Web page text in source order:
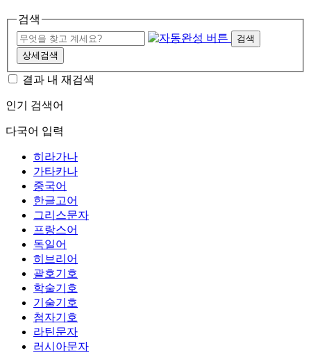
검색
검색
상세검색
결과 내 재검색
인기 검색어
다국어 입력
히라가나
가타카나
중국어
한글고어
그리스문자
프랑스어
독일어
히브리어
괄호기호
학술기호
기술기호
첨자기호
라틴문자
러시아문자